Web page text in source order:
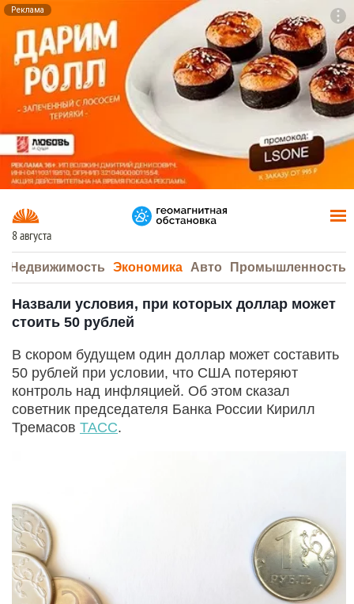
Реклама
8 августа
Недвижимость Экономика Авто Промышленность
Назвали условия, при которых доллар может
стоить 50 рублей
В скором будущем один доллар может составить
50 рублей при условии, что США потеряют
контроль над инфляцией. Об этом сказал
советник председателя Банка России Кирилл
Тремасов ТАСС.